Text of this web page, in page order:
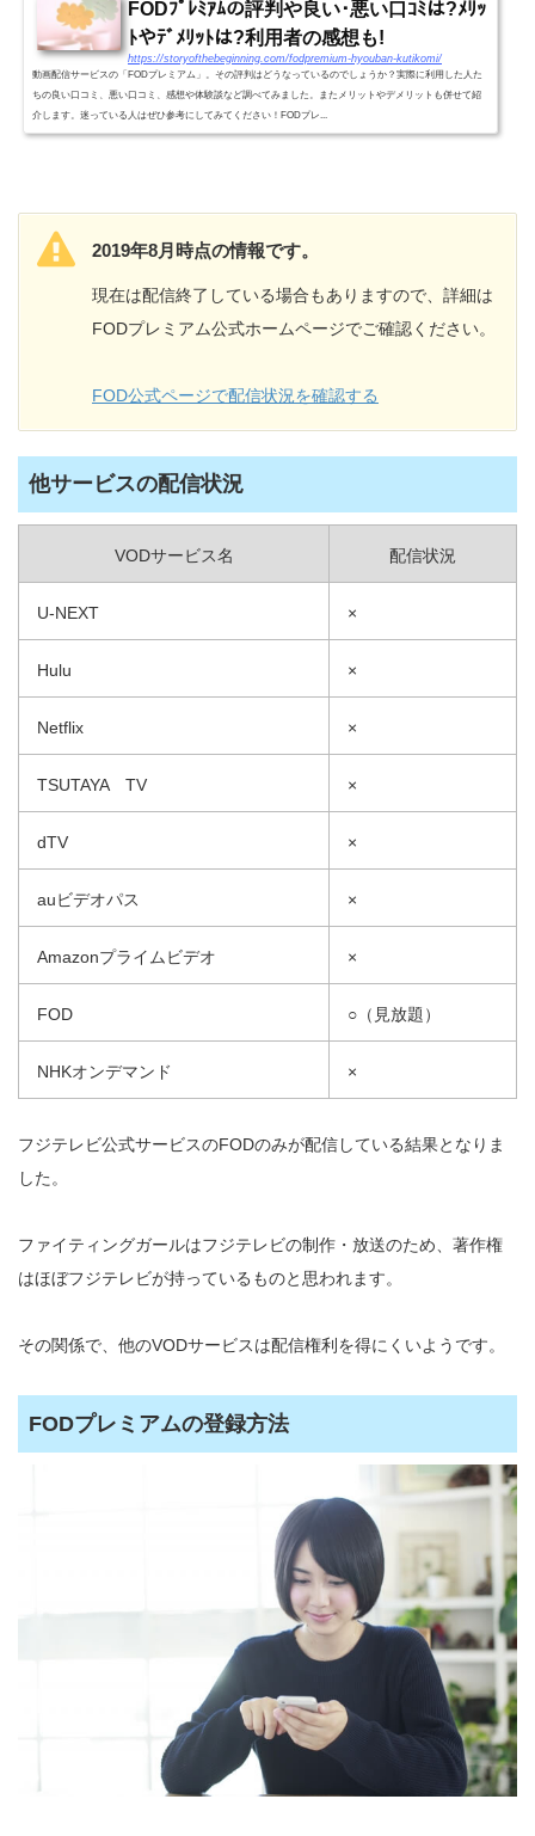
FODﾌﾟﾚﾐｱﾑの評判や良い･悪い口ｺﾐは?ﾒﾘｯ
ﾄやﾃﾞﾒﾘｯﾄは?利用者の感想も!
https://storyofthebeginning.com/fodpremium-hyouban-kutikomi/
動画配信サービスの「FODプレミアム」。その評判はどうなっているのでしょうか？実際に利用した人た
ちの良い口コミ、悪い口コミ、感想や体験談など調べてみました。またメリットやデメリットも併せて紹
介します。迷っている人はぜひ参考にしてみてください！FODプレ...
2019年8月時点の情報です。
現在は配信終了している場合もありますので、詳細は
FODプレミアム公式ホームページでご確認ください。
FOD公式ページで配信状況を確認する
他サービスの配信状況
VODサービス名 配信状況
U-NEXT ×
Hulu ×
Netflix ×
TSUTAYA TV ×
dTV ×
auビデオパス ×
Amazonプライムビデオ ×
FOD ○（見放題）
NHKオンデマンド ×
フジテレビ公式サービスのFODのみが配信している結果となりま
した。
ファイティングガールはフジテレビの制作・放送のため、著作権
はほぼフジテレビが持っているものと思われます。
その関係で、他のVODサービスは配信権利を得にくいようです。
FODプレミアムの登録方法